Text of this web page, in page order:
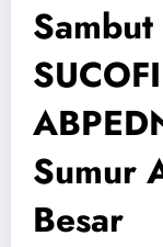
Sumur
Besar